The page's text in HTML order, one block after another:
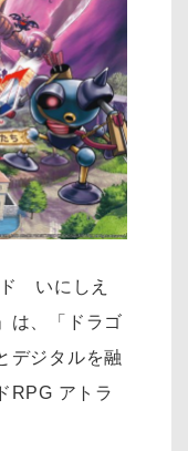
ド いにしえ
は、「ドラゴ
デジタルを融
RPG アトラ